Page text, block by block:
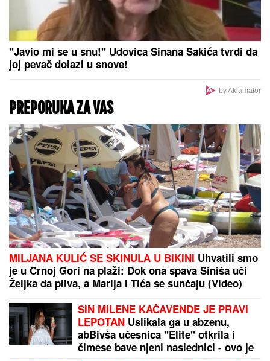
"Javio mi se u snu!" Udovica Sinana Sakića tvrdi da
joj pevač dolazi u snove!
by Aklamator
PREPORUKA ZA VAS
MILJANA KULIĆ SE SKINULA U BIKINI Uhvatili smo
je u Crnoj Gori na plaži: Dok ona spava Siniša uči
Željka da pliva, a Marija i Tića se sunčaju (Video)
SIN MILENE KAČAVENDE JE PRAVI
LEPOTAN Uslikala ga u abzenu,
abBivša učesnica "Elite" otkrila i
čimese bave njeni naslednici - ovo je